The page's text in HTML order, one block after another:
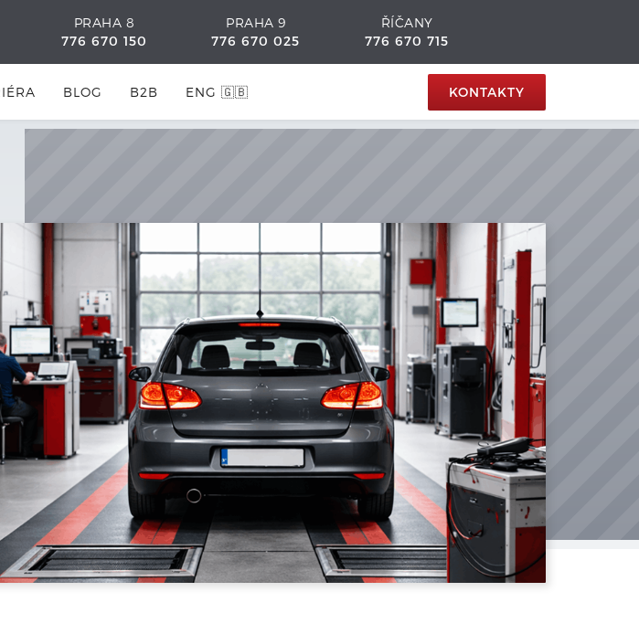
PRAHA 8
776 670 150
PRAHA 9
776 670 025
ŘÍČANY
776 670 715
BLOG B2B ENG 🇬🇧 KONTAKTY